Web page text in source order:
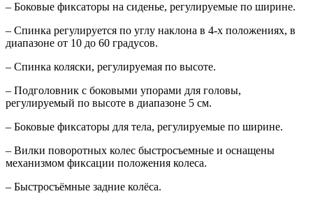
– Боковые фиксаторы на сиденье, регулируемые по ширине.
– Спинка регулируется по углу наклона в 4-х положениях, в
диапазоне от 10 до 60 градусов.
– Спинка коляски, регулируемая по высоте.
– Подголовник с боковыми упорами для головы,
регулируемый по высоте в диапазоне 5 см.
– Боковые фиксаторы для тела, регулируемые по ширине.
– Вилки поворотных колес быстросъемные и оснащены
механизмом фиксации положения колеса.
– Быстросъёмные задние колёса.